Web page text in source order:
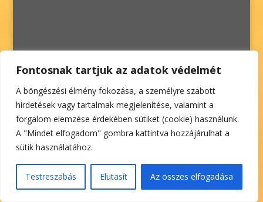
Fontosnak tartjuk az adatok védelmét
A böngészési élmény fokozása, a személyre szabott
hirdetések vagy tartalmak megjelenítése, valamint a
forgalom elemzése érdekében sütiket (cookie) használunk.
A "Mindet elfogadom" gombra kattintva hozzájárulhat a
sütik használatához.
Testreszabás Elutasít Az összes elfogadása
Impresszum Adatvédelmi szabályzat/Utazási
szerződés